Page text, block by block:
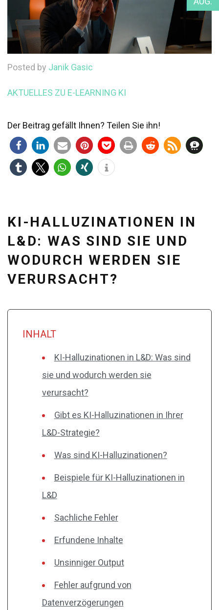
Posted by Janik Gasic
AKTUELLES ZU E-LEARNING KI
Der Beitrag gefällt Ihnen? Teilen Sie ihn!
KI-HALLUZINATIONEN IN
L&D: WAS SIND SIE UND
WODURCH WERDEN SIE
VERURSACHT?
INHALT
KI-Halluzinationen in L&D: Was sind
sie und wodurch werden sie
verursacht?
Gibt es KI-Halluzinationen in Ihrer
L&D-Strategie?
Was sind KI-Halluzinationen?
Beispiele für KI-Halluzinationen in
L&D
Sachliche Fehler
Erfundene Inhalte
Unsinniger Output
Fehler aufgrund von
Datenverzögerungen